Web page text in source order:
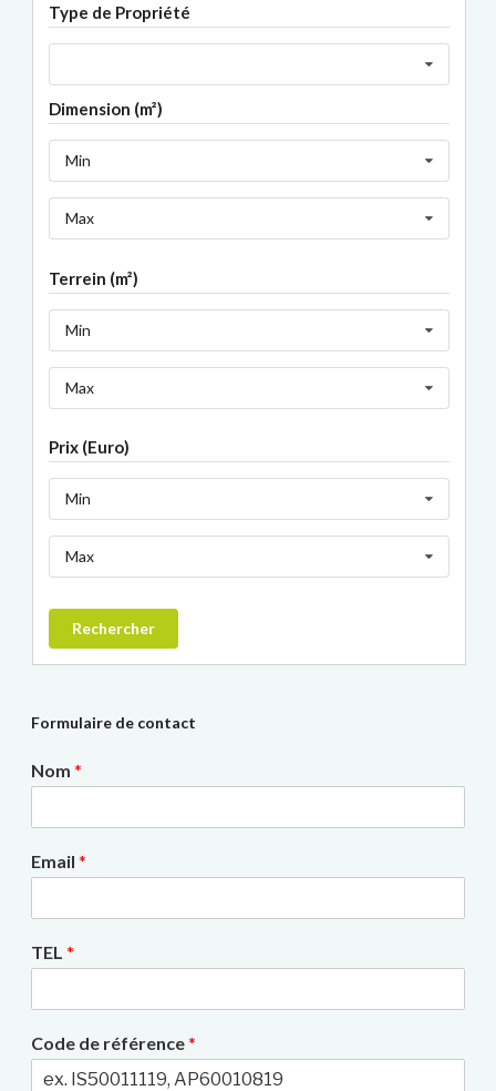
Type de Propriété
Dimension (m²)
Min
Max
Terrein (m²)
Min
Max
Prix (Euro)
Min
Max
Rechercher
Formulaire de contact
Nom *
Email *
TEL *
Code de référence*